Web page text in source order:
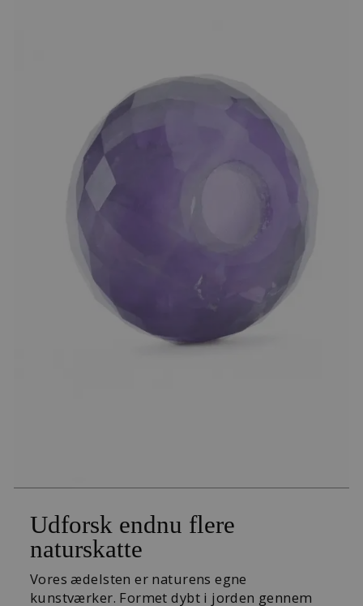
Udforsk endnu flere
naturskatte
Vores ædelsten er naturens egne
kunstværker. Formet dybt i jorden gennem